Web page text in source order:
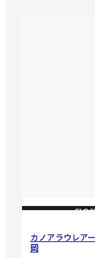
カノアラウレア
岡